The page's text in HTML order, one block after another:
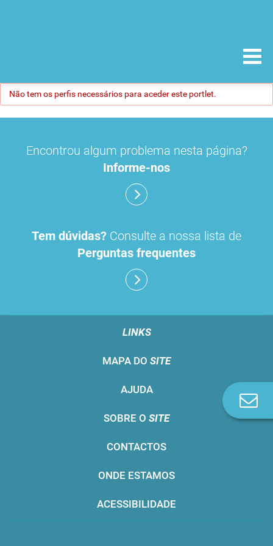
Não tem os perfis necessários para aceder este portlet.
Encontrou algum problema nesta página?
Informe-nos
Tem dúvidas? Consulte a nossa lista de
Perguntas frequentes
LINKS
MAPA DO SITE
AJUDA
SOBRE O SITE
CONTACTOS
ONDE ESTAMOS
ACESSIBILIDADE